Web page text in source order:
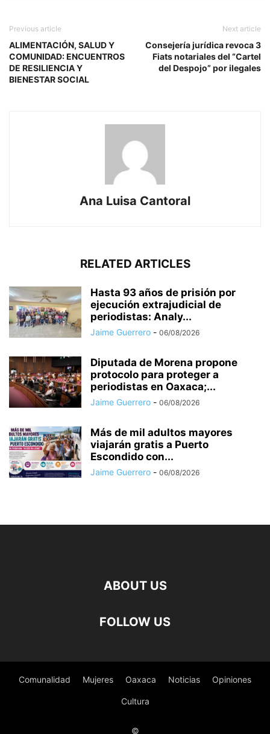
Previous article
ALIMENTACIÓN, SALUD Y
COMUNIDAD: ENCUENTROS
DE RESILIENCIA Y
BIENESTAR SOCIAL
Next article
Consejería jurídica revoca 3
Fiats notariales del “Cartel
del Despojo” por ilegales
Ana Luisa Cantoral
RELATED ARTICLES
Hasta 93 años de prisión por
ejecución extrajudicial de
periodistas: Analy...
Jaime Guerrero - 06/08/2026
Diputada de Morena propone
protocolo para proteger a
periodistas en Oaxaca;...
Jaime Guerrero - 06/08/2026
Más de mil adultos mayores
viajarán gratis a Puerto
Escondido con...
Jaime Guerrero - 06/08/2026
ABOUT US
FOLLOW US
Comunalidad Mujeres Oaxaca Noticias Opiniones
Cultura
©